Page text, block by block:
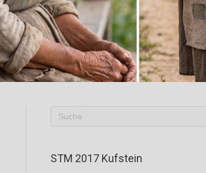
STM 2017 Kufstein